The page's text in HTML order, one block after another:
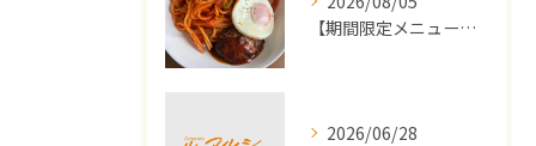
【期間限定メニュー】洋食屋さんのナポリタンとミニハンバーグ
2026/06/28